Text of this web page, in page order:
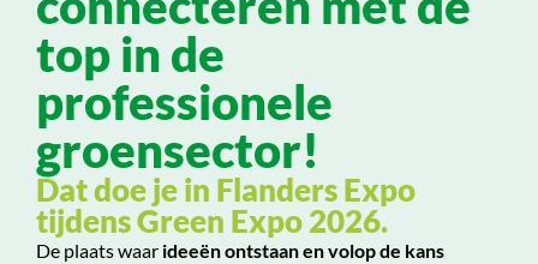
top in de
professionele
groensector!
Dat doe je in Flanders Expo
tijdens Green Expo 2026.
De plaats waar ideeën ontstaan en volop de kans